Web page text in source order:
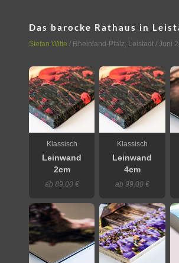
Das barocke Rathaus in
Stefan Witte / Rheinland-Pfalz, Leistadt / Juni
Klassisch
Leinwand
2cm
ab 89,00 €
Klassisch
Leinwand
4cm
ab 99,00 €